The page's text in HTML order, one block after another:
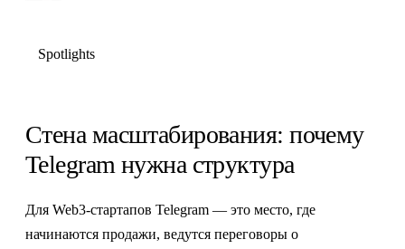
Spotlights
Стена масштабирования: почему
Telegram нужна структура
Для Web3-стартапов Telegram — это место, где
начинаются продажи, ведутся переговоры о